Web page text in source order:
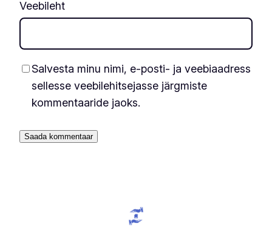
Veebileht
Salvesta minu nimi, e-posti- ja veebiaadress
sellesse veebilehitsejasse järgmiste
kommentaaride jaoks.